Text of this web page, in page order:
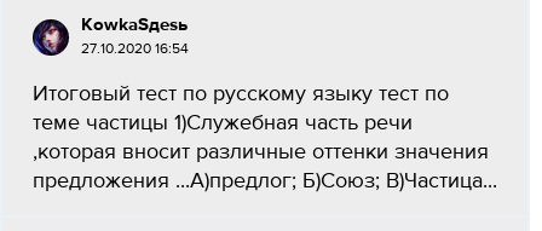
KowkaSдеsь
27.10.2020 16:54
Итоговый тест по русскому языку тест по
теме частицы 1)Служебная часть речи
,которая вносит различные оттенки значения
предложения ...А)предлог; Б)Союз; В)Частица...